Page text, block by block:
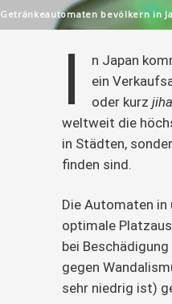
Getränkeautomaten bevölkern in
I
n Japan
ein
oder kurz
weltweit die
in Städten,
finden sind.
Die Automaten in
optimale
bei
gegen
sehr niedrig ist)